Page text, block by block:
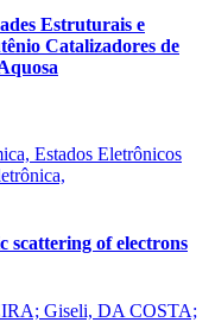
Estruturais e
Catalizadores de
Estados Eletrônicos
scattering of electrons
Giseli, DA COSTA;